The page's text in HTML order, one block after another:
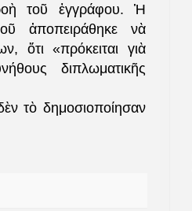
τοῦ ἐγγράφου. Ἡ
ἀποπειράθηκε νὰ
ὅτι «πρόκειται γιὰ
διπλωματικῆς
τὸ δημοσιοποίησαν